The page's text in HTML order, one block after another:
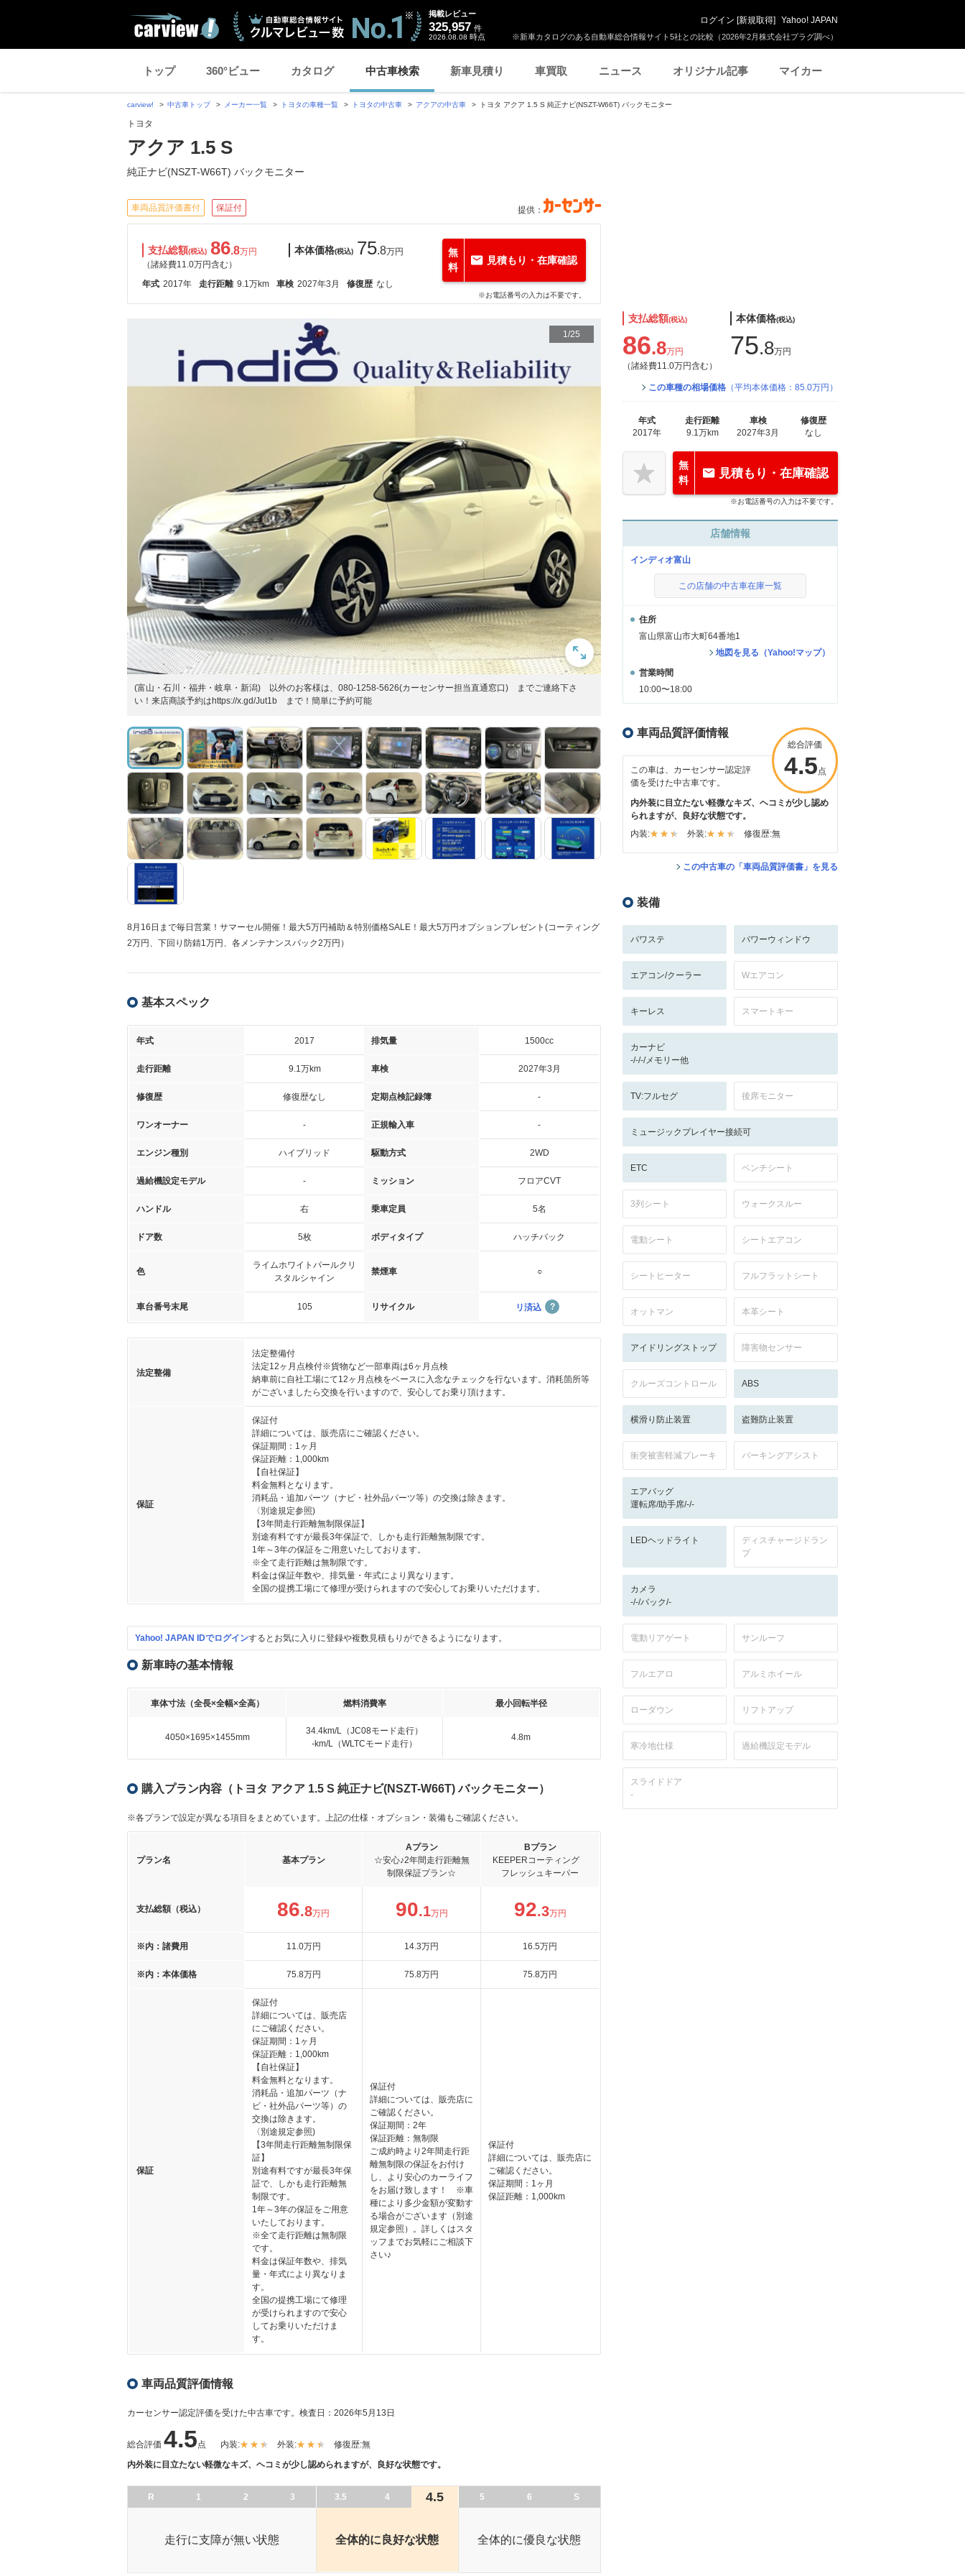
※新車カタログのある自動車総合情報サイト5社との比較（2026年2月株式会社プラグ調べ）
掲載レビュー
325,957 件
2026.08.08 時点
ログイン [新規取得] Yahoo! JAPAN
トップ 360°ビュー カタログ 中古車検索 新車見積り 車買取 ニュース オリジナル記事 マイカー
carview! 中古車トップ メーカー一覧 トヨタの車種一覧 トヨタの中古車 アクアの中古車 トヨタ アクア 1.5 S 純正ナビ(NSZT-W66T) バックモニター
トヨタ
アクア 1.5 S
純正ナビ(NSZT-W66T) バックモニター
車両品質評価書付 保証付 提供：
支払総額(税込) 86.8万円
（諸経費11.0万円含む）
本体価格(税込) 75.8万円
年式 2017年 走行距離 9.1万km 車検 2027年3月 修復歴 なし
無
料
見積もり・在庫確認
※お電話番号の入力は不要です。
1/25
(富山・石川・福井・岐阜・新潟) 以外のお客様は、080-1258-5626(カーセンサー担当直通窓口) までご連絡下さ
い！来店商談予約はhttps://x.gd/Jut1b まで！簡単に予約可能
8月16日まで毎日営業！サマーセル開催！最大5万円補助＆特別価格SALE！最大5万円オプションプレゼント(コーティング
2万円、下回り防錆1万円、各メンテナンスパック2万円）
基本スペック
年式 2017 排気量 1500cc
走行距離 9.1万km 車検 2027年3月
修復歴 修復歴なし 定期点検記録簿 -
ワンオーナー - 正規輸入車 -
エンジン種別 ハイブリッド 駆動方式 2WD
過給機設定モデル - ミッション フロアCVT
ハンドル 右 乗車定員 5名
ドア数 5枚 ボディタイプ ハッチバック
色
ライムホワイトパールクリ
スタルシャイン
禁煙車 ○
車台番号末尾 105 リサイクル リ済込
法定整備
法定整備付
法定12ヶ月点検付※貨物など一部車両は6ヶ月点検
納車前に自社工場にて12ヶ月点検をベースに入念なチェックを行ないます。消耗箇所等
がございましたら交換を行いますので、安心してお乗り頂けます。
保証
保証付
詳細については、販売店にご確認ください。
保証期間：1ヶ月
保証距離：1,000km
【自社保証】
料金無料となります。
消耗品・追加パーツ（ナビ・社外品パーツ等）の交換は除きます。
〈別途規定参照)
【3年間走行距離無制限保証】
別途有料ですが最長3年保証で、しかも走行距離無制限です。
1年～3年の保証をご用意いたしております。
※全て走行距離は無制限です。
料金は保証年数や、排気量・年式により異なります。
全国の提携工場にて修理が受けられますので安心してお乗りいただけます。
Yahoo! JAPAN IDでログインするとお気に入りに登録や複数見積もりができるようになります。
新車時の基本情報
車体寸法（全長×全幅×全高） 燃料消費率 最小回転半径
4050×1695×1455mm
34.4km/L（JC08モード走行）
-km/L（WLTCモード走行）
4.8m
購入プラン内容（トヨタ アクア 1.5 S 純正ナビ(NSZT-W66T) バックモニター）
※各プランで設定が異なる項目をまとめています。上記の仕様・オプション・装備もご確認ください。
プラン名 基本プラン
Aプラン
☆安心♪2年間走行距離無
制限保証プラン☆
Bプラン
KEEPERコーティング
フレッシュキーパー
支払総額（税込） 86.8万円 90.1万円 92.3万円
※内：諸費用 11.0万円 14.3万円 16.5万円
※内：本体価格 75.8万円 75.8万円 75.8万円
保証
保証付
詳細については、販売店
にご確認ください。
保証期間：1ヶ月
保証距離：1,000km
【自社保証】
料金無料となります。
消耗品・追加パーツ（ナ
ビ・社外品パーツ等）の
交換は除きます。
〈別途規定参照)
【3年間走行距離無制限保
証】
別途有料ですが最長3年保
証で、しかも走行距離無
制限です。
1年～3年の保証をご用意
いたしております。
※全て走行距離は無制限
です。
料金は保証年数や、排気
量・年式により異なりま
す。
全国の提携工場にて修理
が受けられますので安心
してお乗りいただけま
す。
保証付
詳細については、販売店に
ご確認ください。
保証期間：2年
保証距離：無制限
ご成約時より2年間走行距
離無制限の保証をお付け
し、より安心のカーライフ
をお届け致します！ ※車
種により多少金額が変動す
る場合がございます（別途
規定参照）。詳しくはスタ
ッフまでお気軽にご相談下
さい♪
保証付
詳細については、販売店に
ご確認ください。
保証期間：1ヶ月
保証距離：1,000km
車両品質評価情報
カーセンサー認定評価を受けた中古車です。 検査日：2026年5月13日
総合評価 4.5点 内装: 外装: 修復歴:無
内外装に目立たない軽微なキズ、ヘコミが少し認められますが、良好な状態です。
R 1 2 3 3.5 4 4.5 5 6 S
走行に支障が無い状態 全体的に良好な状態 全体的に優良な状態
支払総額(税込)
86.8万円
（諸経費11.0万円含む）
本体価格(税込)
75.8万円
この車種の相場価格 （平均本体価格：85.0万円）
年式
2017年
走行距離
9.1万km
車検
2027年3月
修復歴
なし
無
料
見積もり・在庫確認
※お電話番号の入力は不要です。
店舗情報
インディオ富山
この店舗の中古車在庫一覧
住所
富山県富山市大町64番地1
地図を見る（Yahoo!マップ）
営業時間
10:00〜18:00
車両品質評価情報
総合評価
4.5点
この車は、カーセンサー認定評
価を受けた中古車です。
内外装に目立たない軽微なキズ、ヘコミが少し認め
られますが、良好な状態です。
内装:
外装: 修復歴:無
この中古車の「車両品質評価書」を見る
装備
パワステ パワーウィンドウ
エアコン/クーラー Wエアコン
キーレス スマートキー
カーナビ
-/-/-/メモリー他
TV:フルセグ 後席モニター
ミュージックプレイヤー接続可
ETC ベンチシート
3列シート ウォークスルー
電動シート シートエアコン
シートヒーター フルフラットシート
オットマン 本革シート
アイドリングストップ 障害物センサー
クルーズコントロール ABS
横滑り防止装置 盗難防止装置
衝突被害軽減ブレーキ パーキングアシスト
エアバッグ
運転席/助手席/-/-
LEDヘッドライト
ディスチャージドラン
プ
カメラ
-/-/バック/-
電動リアゲート サンルーフ
フルエアロ アルミホイール
ローダウン リフトアップ
寒冷地仕様 過給機設定モデル
スライドドア
-